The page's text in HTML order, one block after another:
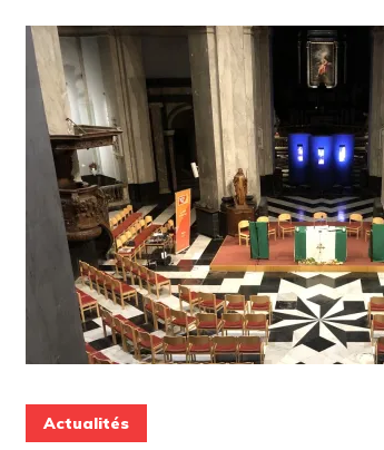
Actualités